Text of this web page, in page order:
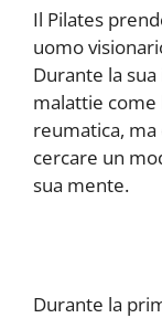
Il Pilates
uomo
Durante la
malattie come
reumatica,
cercare un
sua mente.
Durante la